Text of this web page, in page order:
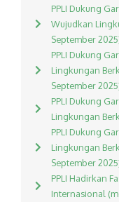
PPLI Dukung
Wujudkan
September
PPLI Dukung
Lingkungan
September
PPLI Dukung
Lingkungan
PPLI Dukung
Lingkungan
September
PPLI Hadirkan
Internasional